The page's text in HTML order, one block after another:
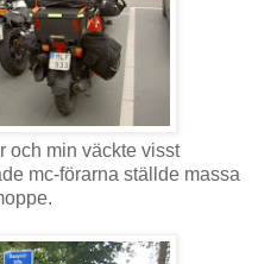
och min väckte visst
mc-förarna ställde massa